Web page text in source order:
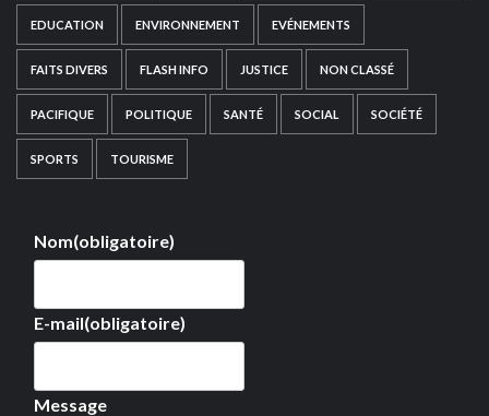
EDUCATION ENVIRONNEMENT EVÉNEMENTS
FAITS DIVERS FLASH INFO JUSTICE NON CLASSÉ
PACIFIQUE POLITIQUE SANTÉ SOCIAL SOCIÉTÉ
SPORTS TOURISME
Nom(obligatoire)
E-mail(obligatoire)
Message